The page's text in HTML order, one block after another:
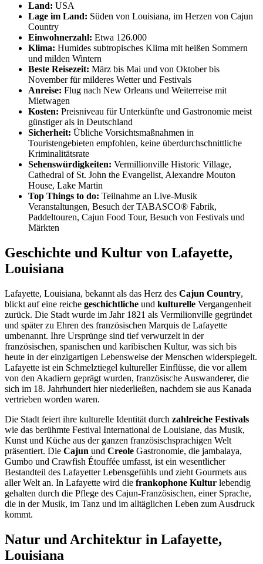
Land: USA
Lage im Land: Süden von Louisiana, im Herzen von Cajun
Country
Einwohnerzahl: Etwa 126.000
Klima: Humides subtropisches Klima mit heißen Sommern
und milden Wintern
Beste Reisezeit: März bis Mai und von Oktober bis
November für milderes Wetter und Festivals
Anreise: Flug nach New Orleans und Weiterreise mit
Mietwagen
Kosten: Preisniveau für Unterkünfte und Gastronomie meist
günstiger als in Deutschland
Sicherheit: Übliche Vorsichtsmaßnahmen in
Touristengebieten empfohlen, keine überdurchschnittliche
Kriminalitätsrate
Sehenswürdigkeiten: Vermillionville Historic Village,
Cathedral of St. John the Evangelist, Alexandre Mouton
House, Lake Martin
Top Things to do: Teilnahme an Live-Musik
Veranstaltungen, Besuch der TABASCO® Fabrik,
Paddeltouren, Cajun Food Tour, Besuch von Festivals und
Märkten
Geschichte und Kultur von Lafayette,
Louisiana
Lafayette, Louisiana, bekannt als das Herz des Cajun Country,
blickt auf eine reiche geschichtliche und kulturelle Vergangenheit
zurück. Die Stadt wurde im Jahr 1821 als Vermilionville gegründet
und später zu Ehren des französischen Marquis de Lafayette
umbenannt. Ihre Ursprünge sind tief verwurzelt in der
französischen, spanischen und karibischen Kultur, was sich bis
heute in der einzigartigen Lebensweise der Menschen widerspiegelt.
Lafayette ist ein Schmelztiegel kultureller Einflüsse, die vor allem
von den Akadiern geprägt wurden, französische Auswanderer, die
sich im 18. Jahrhundert hier niederließen, nachdem sie aus Kanada
vertrieben worden waren.
Die Stadt feiert ihre kulturelle Identität durch zahlreiche Festivals
wie das berühmte Festival International de Louisiane, das Musik,
Kunst und Küche aus der ganzen französischsprachigen Welt
präsentiert. Die Cajun und Creole Gastronomie, die jambalaya,
Gumbo und Crawfish Étouffée umfasst, ist ein wesentlicher
Bestandteil des Lafayetter Lebensgefühls und zieht Gourmets aus
aller Welt an. In Lafayette wird die frankophone Kultur lebendig
gehalten durch die Pflege des Cajun-Französischen, einer Sprache,
die in der Musik, im Tanz und im alltäglichen Leben zum Ausdruck
kommt.
Natur und Architektur in Lafayette,
Louisiana